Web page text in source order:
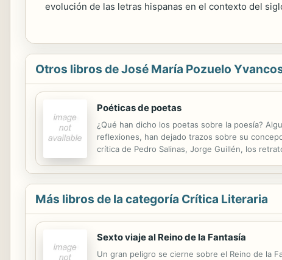
evolución de las letras hispanas en el contexto del
Otros libros de José María Pozuelo
Poéticas de poetas
¿Qué han dicho los poetas sobre la poesía?
reflexiones, han dejado trazos sobre su
crítica de Pedro Salinas, Jorge Guillén, los
Más libros de la categoría Crítica Literaria
Sexto viaje al Reino de la Fantasía
Un gran peligro se cierne sobre el Reino de la